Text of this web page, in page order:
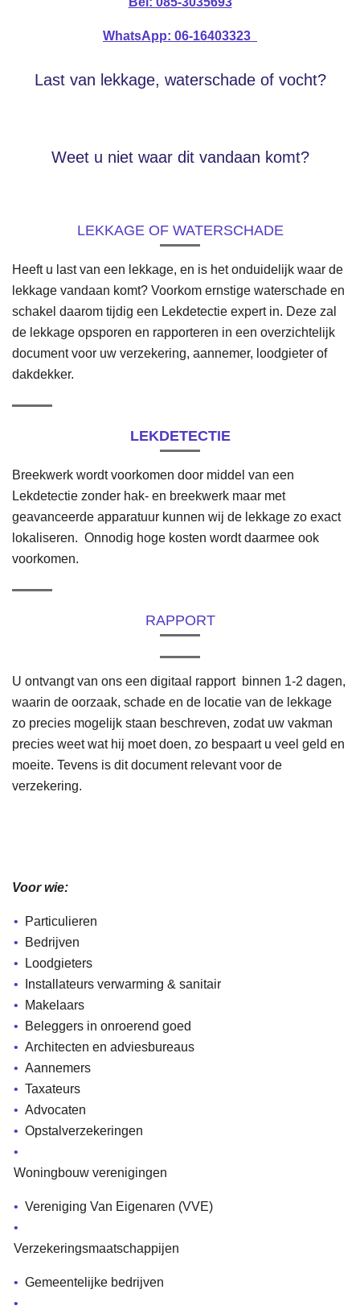
WhatsApp: 06-16403323
Last van lekkage, waterschade of vocht?
Weet u niet waar dit vandaan komt?
LEKKAGE OF WATERSCHADE
Heeft u last van een lekkage, en is het onduidelijk waar de
lekkage vandaan komt? Voorkom ernstige waterschade en
schakel daarom tijdig een Lekdetectie expert in. Deze zal
de lekkage opsporen en rapporteren in een overzichtelijk
document voor uw verzekering, aannemer, loodgieter of
dakdekker.
LEKDETECTIE
Breekwerk wordt voorkomen door middel van een
Lekdetectie zonder hak- en breekwerk maar met
geavanceerde apparatuur kunnen wij de lekkage zo exact
lokaliseren. Onnodig hoge kosten wordt daarmee ook
voorkomen.
RAPPORT
U ontvangt van ons een digitaal rapport binnen 1-2 dagen,
waarin de oorzaak, schade en de locatie van de lekkage
zo precies mogelijk staan beschreven, zodat uw vakman
precies weet wat hij moet doen, zo bespaart u veel geld en
moeite. Tevens is dit document relevant voor de
verzekering.
Voor wie:
Particulieren
Bedrijven
Loodgieters
Installateurs verwarming & sanitair
Makelaars
Beleggers in onroerend goed
Architecten en adviesbureaus
Aannemers
Taxateurs
Advocaten
Opstalverzekeringen
Woningbouw verenigingen
Vereniging Van Eigenaren (VVE)
Verzekeringsmaatschappijen
Gemeentelijke bedrijven